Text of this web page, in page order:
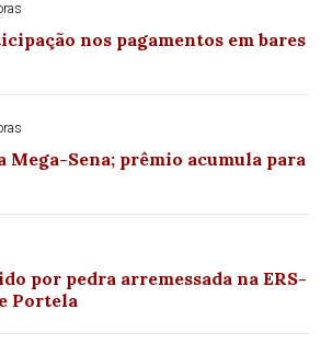
nos pagamentos em bares
Mega-Sena; prêmio acumula para
por pedra arremessada na ERS-
Portela